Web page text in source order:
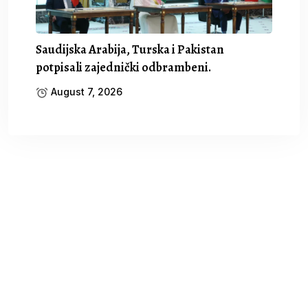
Saudijska Arabija, Turska i Pakistan
potpisali zajednički odbrambeni.
August 7, 2026